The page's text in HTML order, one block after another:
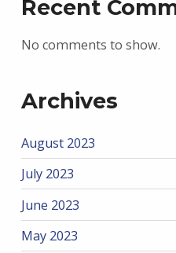
Recent
No comments to show.
Archives
August 2023
July 2023
June 2023
May 2023